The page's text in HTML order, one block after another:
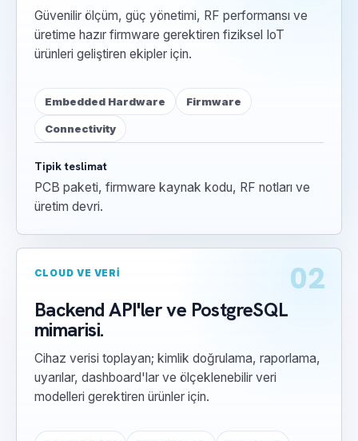
Güvenilir ölçüm, güç yönetimi, RF performansı ve
üretime hazır firmware gerektiren fiziksel IoT
ürünleri geliştiren ekipler için.
Embedded Hardware Firmware
Connectivity
Tipik teslimat
PCB paketi, firmware kaynak kodu, RF notları ve
üretim devri.
02
CLOUD VE VERI
Backend API'ler ve PostgreSQL
mimarisi.
Cihaz verisi toplayan; kimlik doğrulama, raporlama,
uyarılar, dashboard'lar ve ölçeklenebilir veri
modelleri gerektiren ürünler için.